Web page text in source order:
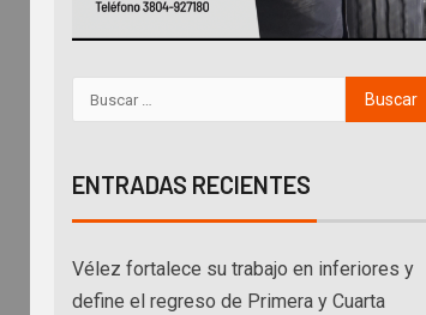
ENTRADAS RECIENTES
Vélez fortalece su trabajo en inferiores y
define el regreso de Primera y Cuarta